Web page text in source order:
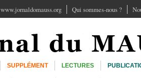
www.jornaldomauss.org Qui sommes-nous ?
SUPPLÉMENT LECTURES